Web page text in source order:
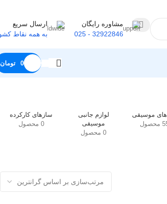
مشاوره رایگان
32922846 - 025
ارسال سریع
به همه نقاط
0
تومان
در حال نمایش یک نتیجه
موسیقی
لوازم جانبی
موسیقی
0 محصول
سازهای کارکرده
0 محصول